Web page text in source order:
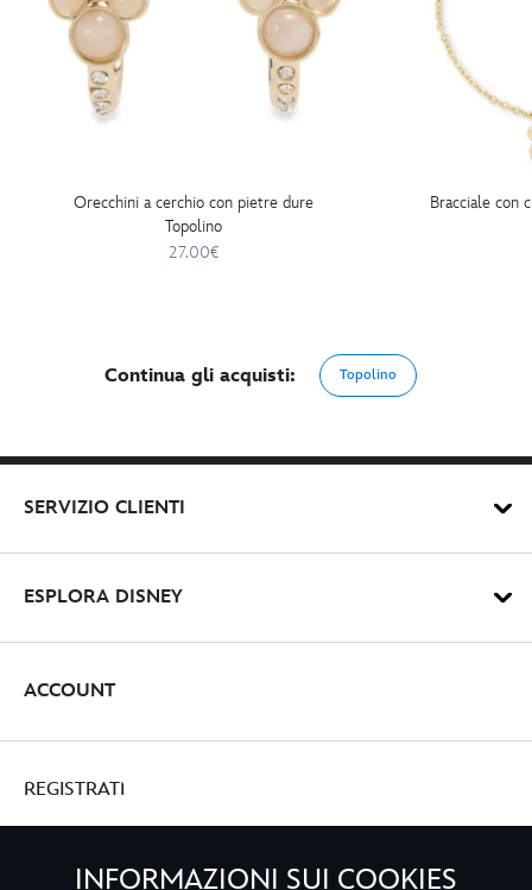
Orecchini a cerchio con pietre dure
Topolino
27.00€
Bracciale con
Continua gli acquisti: Topolino
SERVIZIO CLIENTI
ESPLORA DISNEY
ACCOUNT
REGISTRATI
INFORMAZIONI SUI COOKIES